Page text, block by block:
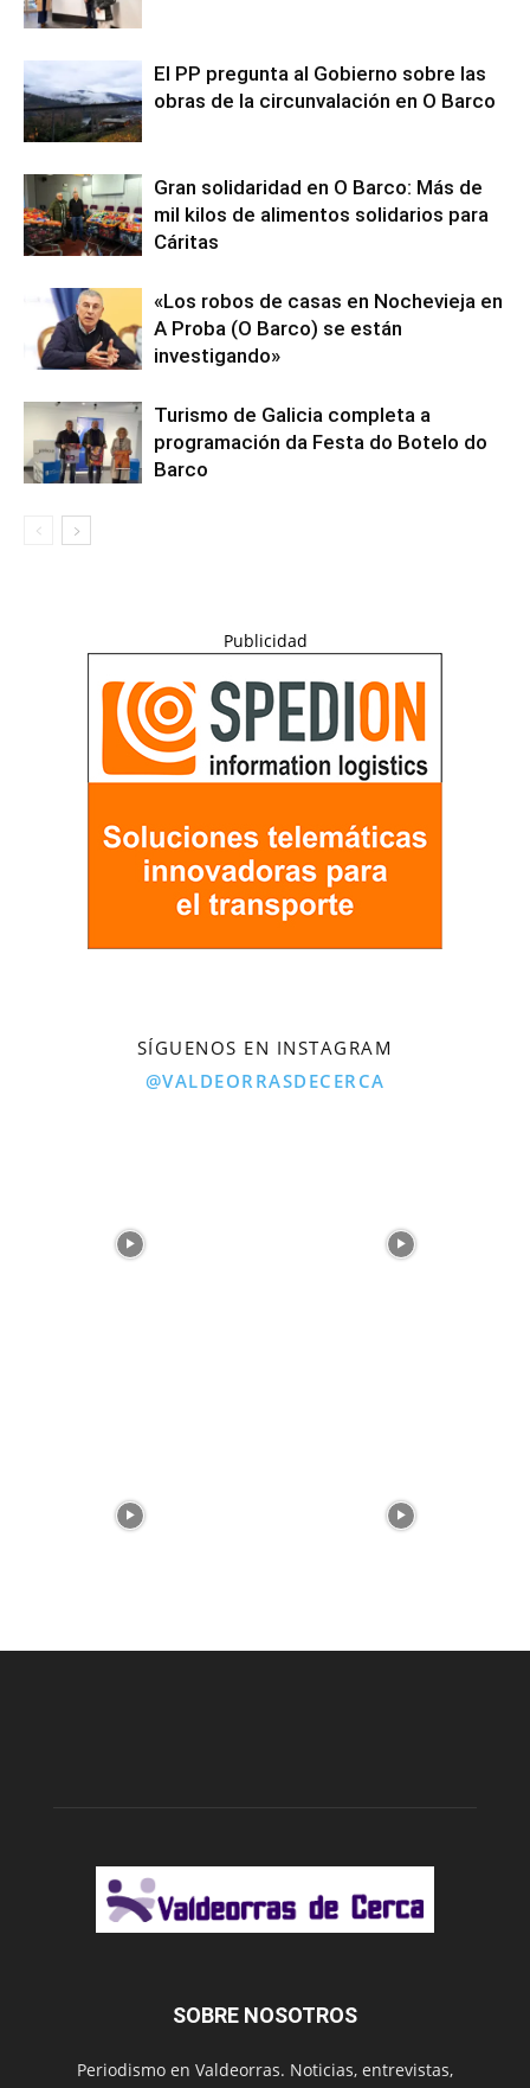
El PP pregunta al Gobierno sobre las
obras de la circunvalación en O Barco
Gran solidaridad en O Barco: Más de
mil kilos de alimentos solidarios para
Cáritas
«Los robos de casas en Nochevieja en
A Proba (O Barco) se están
investigando»
Turismo de Galicia completa a
programación da Festa do Botelo do
Barco
Publicidad
SÍGUENOS EN INSTAGRAM
@VALDEORRASDECERCA
SOBRE NOSOTROS
Periodismo en Valdeorras. Noticias, entrevistas,